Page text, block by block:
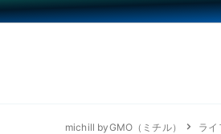
michill byGMO（ミチル） ライ